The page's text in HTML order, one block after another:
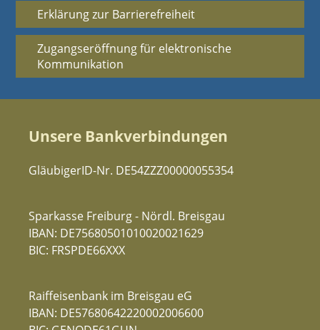
Erklärung zur Barrierefreiheit
Zugangseröffnung für elektronische
Kommunikation
Unsere Bankverbindungen
GläubigerID-Nr. DE54ZZZ00000055354
Sparkasse Freiburg - Nördl. Breisgau
IBAN: DE75680501010020021629
BIC: FRSPDE66XXX
Raiffeisenbank im Breisgau eG
IBAN: DE57680642220002006600